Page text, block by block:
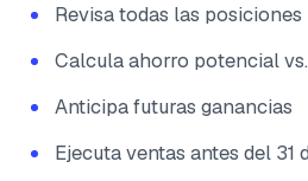
Revisa todas las posiciones
Calcula ahorro potencial
Anticipa futuras ganancias
Ejecuta ventas antes del 31